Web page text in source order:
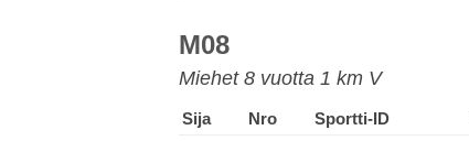
M08
Miehet 8 vuotta 1 km V
Sija Nro Sportti-ID